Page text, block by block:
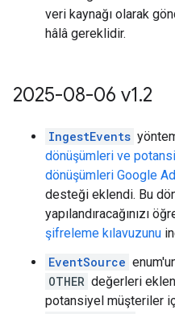
veri kaynağı olarak
hâlâ gereklidir.
2025-08-06 v1.2
IngestEvents
dönüşümleri ve
dönüşümleri Google
desteği eklendi. Bu
yapılandıracağınızı
şifreleme kılavuzunu
EventSource
OTHER değerleri
potansiyel müşteriler